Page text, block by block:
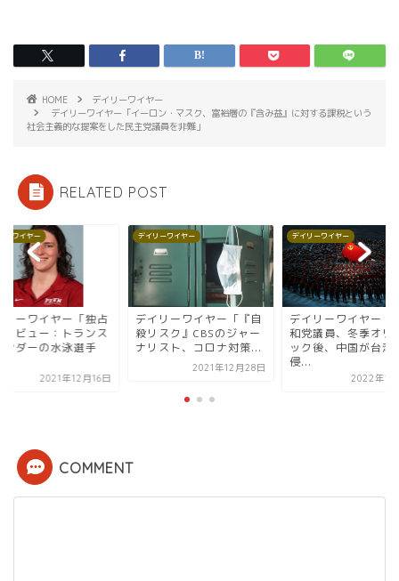
HOME
デイリーワイヤー
デイリーワイヤー「イーロン・マスク、富裕層の『含み益』に対する課税という
社会主義的な提案をした民主党議員を非難」
RELATED POST
ーワイヤー
リーワイヤー「『自
スク』CBSのジャー
ト、コロナ対策...
デイリーワイヤー
デイリーワイヤー「米共
和党議員、冬季オリンピ
ック後、中国が台湾に
デイリーワイヤー
デイリーワイヤー「
インタビュー：トラ
ジェンダーの水泳選
が...
2021年12
COMMENT